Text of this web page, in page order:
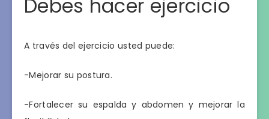
Debes hacer ejercicio
A través del ejercicio usted puede:
-Mejorar su postura.
-Fortalecer su espalda y abdomen y mejorar la